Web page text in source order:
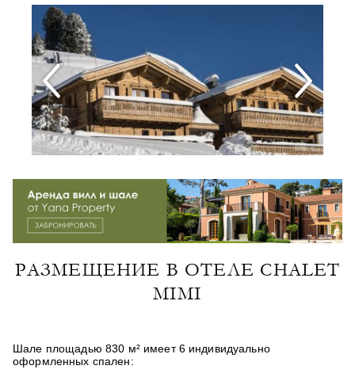
РАЗМЕЩЕНИЕ В ОТЕЛЕ CHALET
MIMI
Шале площадью 830 м² имеет 6 индивидуально
оформленных спален: